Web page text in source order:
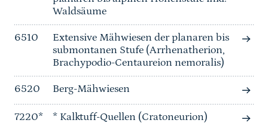
Waldsäume
6510
Extensive Mähwiesen der planaren bis
submontanen Stufe (Arrhenatherion,
Brachypodio-Centaureion nemoralis)
6520 Berg-Mähwiesen
7220* * Kalktuff-Quellen (Cratoneurion)